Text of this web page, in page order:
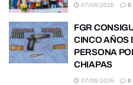
07/08/2026 0
FGR
CINCO AÑOS
PERSONA
CHIAPAS
07/08/2026 0